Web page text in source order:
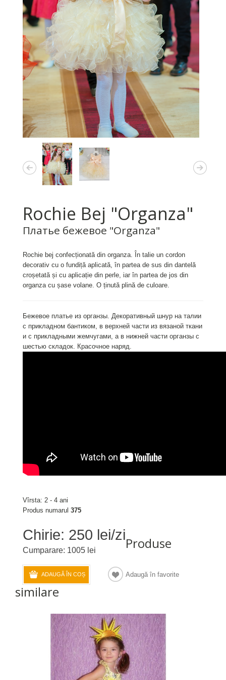
Rochie Bej "Organza"
Платье бежевое "Organza"
Rochie bej confecționată din organza. În talie un cordon
decorativ cu o fundiță aplicată, în partea de sus din dantelă
croșetată și cu aplicație din perle, iar în partea de jos din
organza cu șase volane. O ținută plină de culoare.
Бежевое платье из органзы. Декоративный шнур на талии
с прикладном бантиком, в верхней части из вязаной ткани
и с прикладными жемчугами, а в нижней части органзы с
шестью складок. Красочное наряд.
Vîrsta: 2 - 4 ani
Produs numarul 375
Chirie: 250 lei/zi
Cumparare: 1005 lei
ADAUGĂ ÎN COȘ Adaugă în favorite
Produse
similare